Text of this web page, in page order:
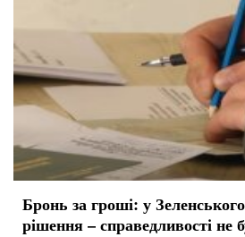
Бронь за гроші: у
рішення – справедливості не